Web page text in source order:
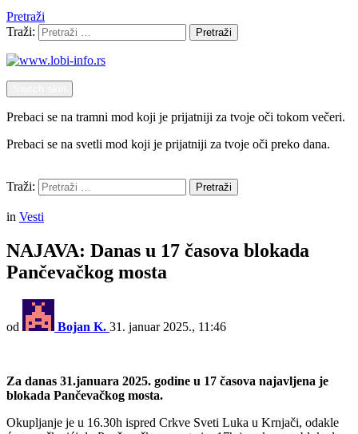
Pretraži
Traži:
Pretraži
Prebaci se na tramni mod koji je prijatniji za tvoje oči tokom večeri.
Prebaci se na svetli mod koji je prijatniji za tvoje oči preko dana.
Traži:
Pretraži
in Vesti
NAJAVA: Danas u 17 časova blokada
Pančevačkog mosta
od Bojan K. 31. januar 2025., 11:46
Za danas 31.januara 2025. godine u 17 časova najavljena je
blokada Pančevačkog mosta.
Okupljanje je u 16.30h ispred Crkve Sveti Luka u Krnjači, odakle